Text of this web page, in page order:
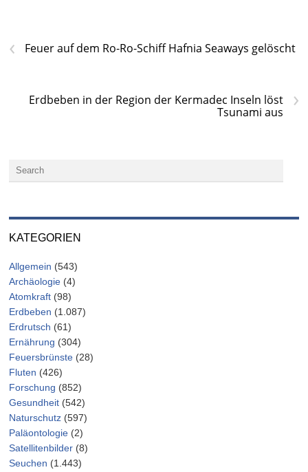
‹ Feuer auf dem Ro-Ro-Schiff Hafnia Seaways gelöscht
›
Erdbeben in der Region der Kermadec Inseln löst
Tsunami aus
KATEGORIEN
Allgemein (543)
Archäologie (4)
Atomkraft (98)
Erdbeben (1.087)
Erdrutsch (61)
Ernährung (304)
Feuersbrünste (28)
Fluten (426)
Forschung (852)
Gesundheit (542)
Naturschutz (597)
Paläontologie (2)
Satellitenbilder (8)
Seuchen (1.443)